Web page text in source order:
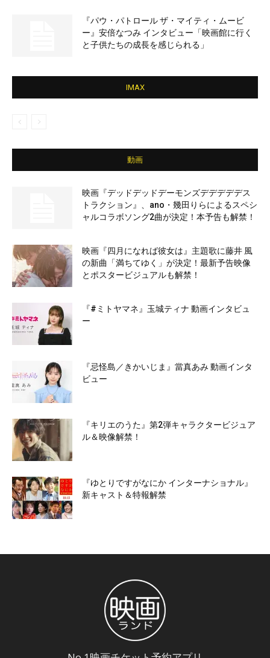
『パウ・パトロール ザ・マイティ・ムービ
ー』安倍なつみ インタビュー「映画館に行く
と子供たちの成長を感じられる」
IMAX
動画
映画『デッドデッドデーモンズデデデデデス
トラクション』、ano・幾田りらによるスペシ
ャルコラボソング2曲が決定！本予告も解禁！
映画『四月になれば彼女は』主題歌に藤井 風
の新曲「満ちてゆく」が決定！最新予告映像
とポスタービジュアルも解禁！
『#ミトヤマネ』玉城ティナ 動画インタビュ
ー
『忌怪島／きかいじま』當真あみ 動画インタ
ビュー
『キリエのうた』第2弾キャラクタービジュア
ル＆映像解禁！
『ゆとりですがなにか インターナショナル』
新キャスト＆特報解禁